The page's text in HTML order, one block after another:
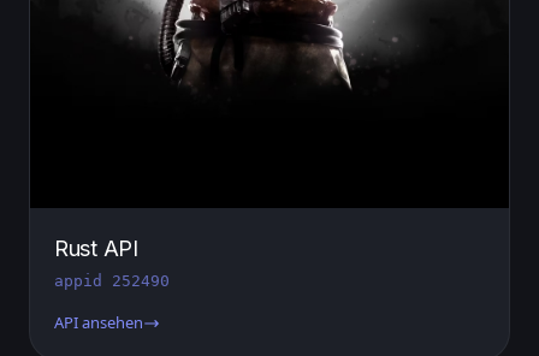
Rust API
appid 252490
API ansehen